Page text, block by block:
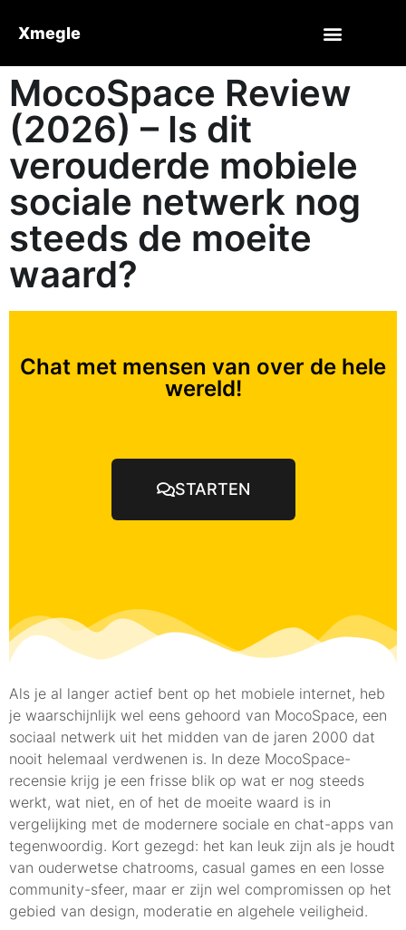
Xmegle
MocoSpace Review
(2026) – Is dit
verouderde mobiele
sociale netwerk nog
steeds de moeite
waard?
Chat met mensen van over de hele
wereld!
STARTEN
Als je al langer actief bent op het mobiele internet, heb
je waarschijnlijk wel eens gehoord van MocoSpace, een
sociaal netwerk uit het midden van de jaren 2000 dat
nooit helemaal verdwenen is. In deze MocoSpace-
recensie krijg je een frisse blik op wat er nog steeds
werkt, wat niet, en of het de moeite waard is in
vergelijking met de modernere sociale en chat-apps van
tegenwoordig. Kort gezegd: het kan leuk zijn als je houdt
van ouderwetse chatrooms, casual games en een losse
community-sfeer, maar er zijn wel compromissen op het
gebied van design, moderatie en algehele veiligheid.